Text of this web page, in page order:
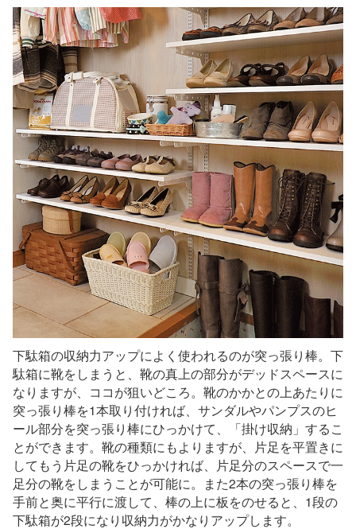
下駄箱の収納力アップによく使われるのが突っ張り棒。下
駄箱に靴をしまうと、靴の真上の部分がデッドスペースに
なりますが、ココが狙いどころ。靴のかかとの上あたりに
突っ張り棒を1本取り付ければ、サンダルやパンプスのヒ
ール部分を突っ張り棒にひっかけて、「掛け収納」するこ
とができます。靴の種類にもよりますが、片足を平置きに
してもう片足の靴をひっかければ、片足分のスペースで一
足分の靴をしまうことが可能に。また2本の突っ張り棒を
手前と奥に平行に渡して、棒の上に板をのせると、1段の
下駄箱が2段になり収納力がかなりアップします。